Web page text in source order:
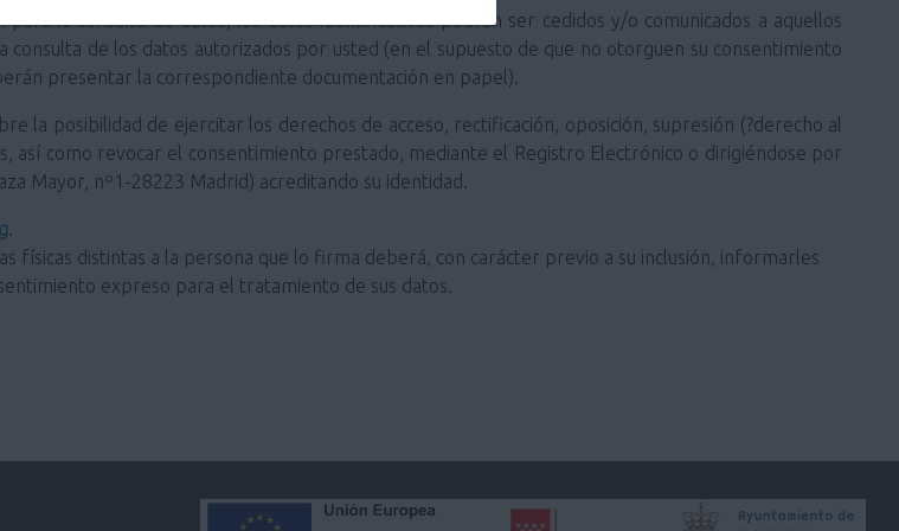
la consulta de datos, los datos identificativos podrán ser cedidos y/o comunicados a aquellos
consulta de los datos autorizados por usted (en el supuesto de que no otorguen su consentimiento
presentar la correspondiente documentación en papel).
la posibilidad de ejercitar los derechos de acceso, rectificación, oposición, supresión (?derecho al
así como revocar el consentimiento prestado, mediante el Registro Electrónico o dirigiéndose por
Mayor, nº1-28223 Madrid) acreditando su identidad.
.
físicas distintas a la persona que lo firma deberá, con carácter previo a su inclusión, informarles
expreso para el tratamiento de sus datos.